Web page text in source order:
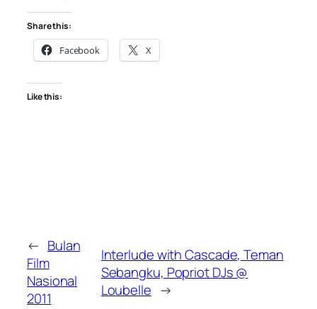
Share this:
Facebook X
Like this:
← Bulan
Film
Nasional
2011
Interlude with Cascade, Teman
Sebangku, Popriot DJs @
Loubelle →